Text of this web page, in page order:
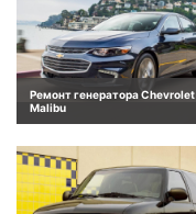
Ремонт генератора Chevrolet
Malibu